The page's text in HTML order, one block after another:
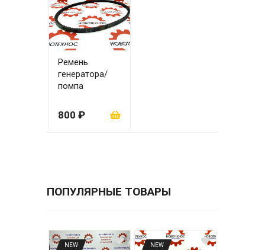
Ремень
генератора/
помпа
ZHAZG1
800 ₽
ПОПУЛЯРНЫЕ ТОВАРЫ
NEW NEW